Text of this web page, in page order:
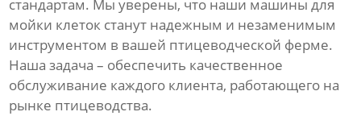
стандартам. Мы уверены, что наши машины для
мойки клеток станут надежным и незаменимым
инструментом в вашей птицеводческой ферме.
Наша задача – обеспечить качественное
обслуживание каждого клиента, работающего на
рынке птицеводства.